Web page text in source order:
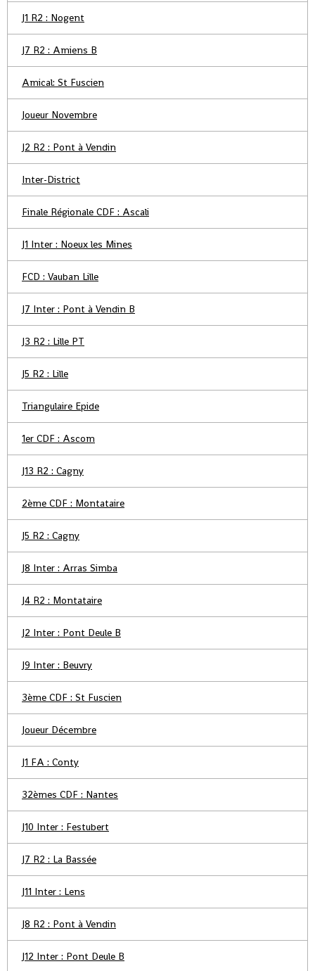
J1 R2 : Nogent
J7 R2 : Amiens B
Amical: St Fuscien
Joueur Novembre
J2 R2 : Pont à Vendin
Inter-District
Finale Régionale CDF : Ascali
J1 Inter : Noeux les Mines
FCD : Vauban Lille
J7 Inter : Pont à Vendin B
J3 R2 : Lille PT
J5 R2 : Lille
Triangulaire Epide
1er CDF : Ascom
J13 R2 : Cagny
2ème CDF : Montataire
J5 R2 : Cagny
J8 Inter : Arras Simba
J4 R2 : Montataire
J2 Inter : Pont Deule B
J9 Inter : Beuvry
3ème CDF : St Fuscien
Joueur Décembre
J1 FA : Conty
32èmes CDF : Nantes
J10 Inter : Festubert
J7 R2 : La Bassée
J11 Inter : Lens
J8 R2 : Pont à Vendin
J12 Inter : Pont Deule B